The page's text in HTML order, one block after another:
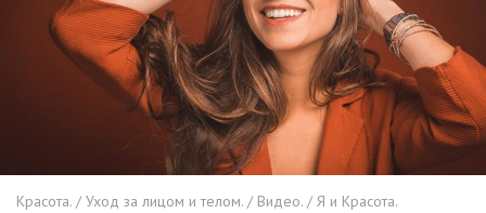
Красота. / Уход за лицом и телом. / Видео. / Я и Красота.